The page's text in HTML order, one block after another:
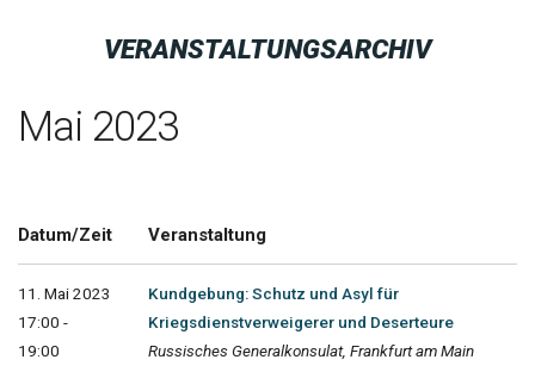
VERANSTALTUNGSARCHIV
Mai 2023
Datum/Zeit Veranstaltung
11. Mai 2023
17:00 -
19:00
Kundgebung: Schutz und Asyl für
Kriegsdienstverweigerer und Deserteure
Russisches Generalkonsulat, Frankfurt am Main